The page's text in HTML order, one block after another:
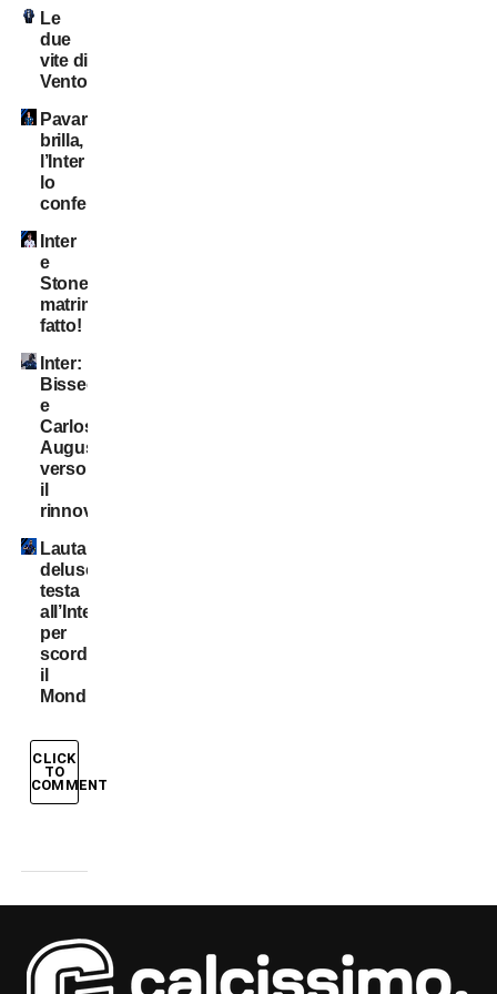
Le
due
vite di
Ventola
Pavard
brilla,
l’Inter
lo
conferma?
Inter
e
Stones:
matrimonio
fatto!
Inter:
Bisseck
e
Carlos
Augusto
verso
il
rinnovo
Lautaro
deluso:
testa
all’Inter
per
scordare
il
Mondiale
CLICK
TO
COMMENT